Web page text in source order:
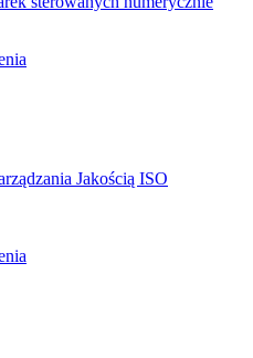
Jakością ISO